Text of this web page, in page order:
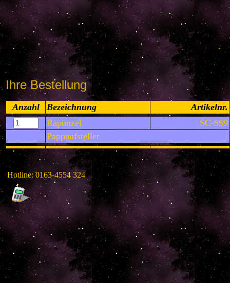
Ihre Bestellung
Anzahl Bezeichnung
Artikelnr.
Rapunzel
SC-559
Pappaufsteller
Hotline: 0163-4554 324